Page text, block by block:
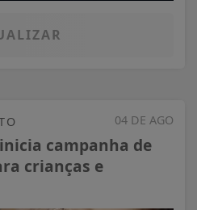
04 DE AGO
campanha de
crianças e